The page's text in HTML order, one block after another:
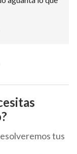
tus